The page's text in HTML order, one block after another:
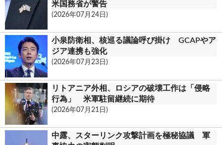
米国務省が警告
(2026年07月24日)
小泉防衛相、核巡る議論呼び掛け GCAPやア
ジア連携も強化
(2026年07月23日)
リトアニア外相、ロシアの破壊工作は「侵略
行為」 米軍駐留継続に期待
(2026年07月21日)
中露、スターリンク攻撃計画を極秘協議 軍